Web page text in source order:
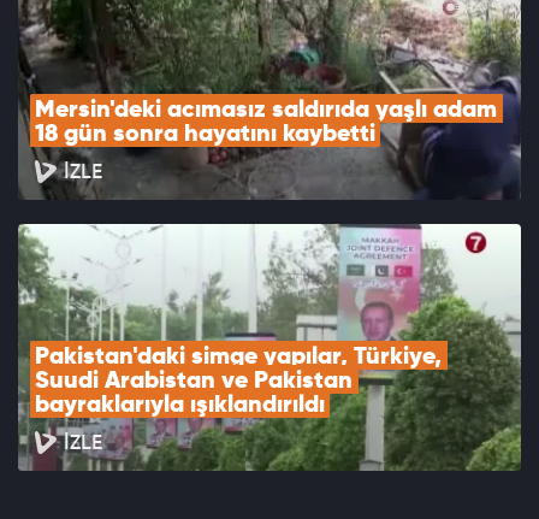
Mersin'deki acımasız saldırıda yaşlı adam
18 gün sonra hayatını kaybetti
İZLE
Pakistan'daki simge yapılar, Türkiye,
Suudi Arabistan ve Pakistan
bayraklarıyla ışıklandırıldı
İZLE